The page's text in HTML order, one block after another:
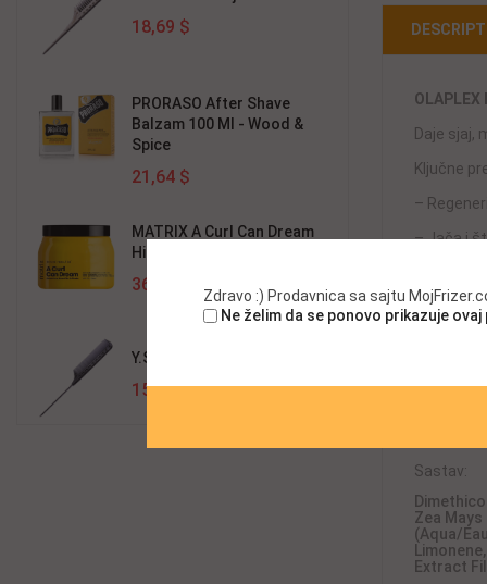
18,69 $
PRORASO After Shave
Balzam 100 Ml - Wood &
Spice
21,64 $
MATRIX A Curl Can Dream
Hidrirajuća Krema 500ml
36,60 $
Y.S.Park Češalj 102 Carbon
15,25 $
OLAPLEX
Daje sjaj,
Ključne
–
– Jača i
–
Bez
Sastav:
Zea
(Aqua/
Extract
Zdravo :) Prodavnica sa sajtu
Ne želim da se ponovo prikazuje